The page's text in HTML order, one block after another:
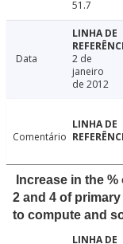
51.7
Data
2 de
janeiro
de 2012
Comentário
Increase in the
2 and 4 of
to compute and